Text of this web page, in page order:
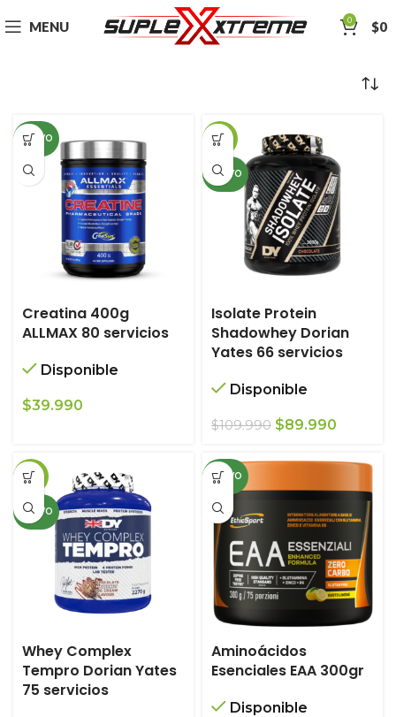
MENU 0 $0
NUEVO
Creatina 400g
ALLMAX 80 servicios
Disponible
$39.990
-18%
NUEVO
Isolate Protein
Shadowhey Dorian
Yates 66 servicios
Disponible
$109.990 El
original
$89.990
actual
$89.990.
-13%
NUEVO
Whey Complex
Tempro Dorian Yates
75 servicios
NUEVO
Aminoácidos
Esenciales EAA 300gr
Disponible